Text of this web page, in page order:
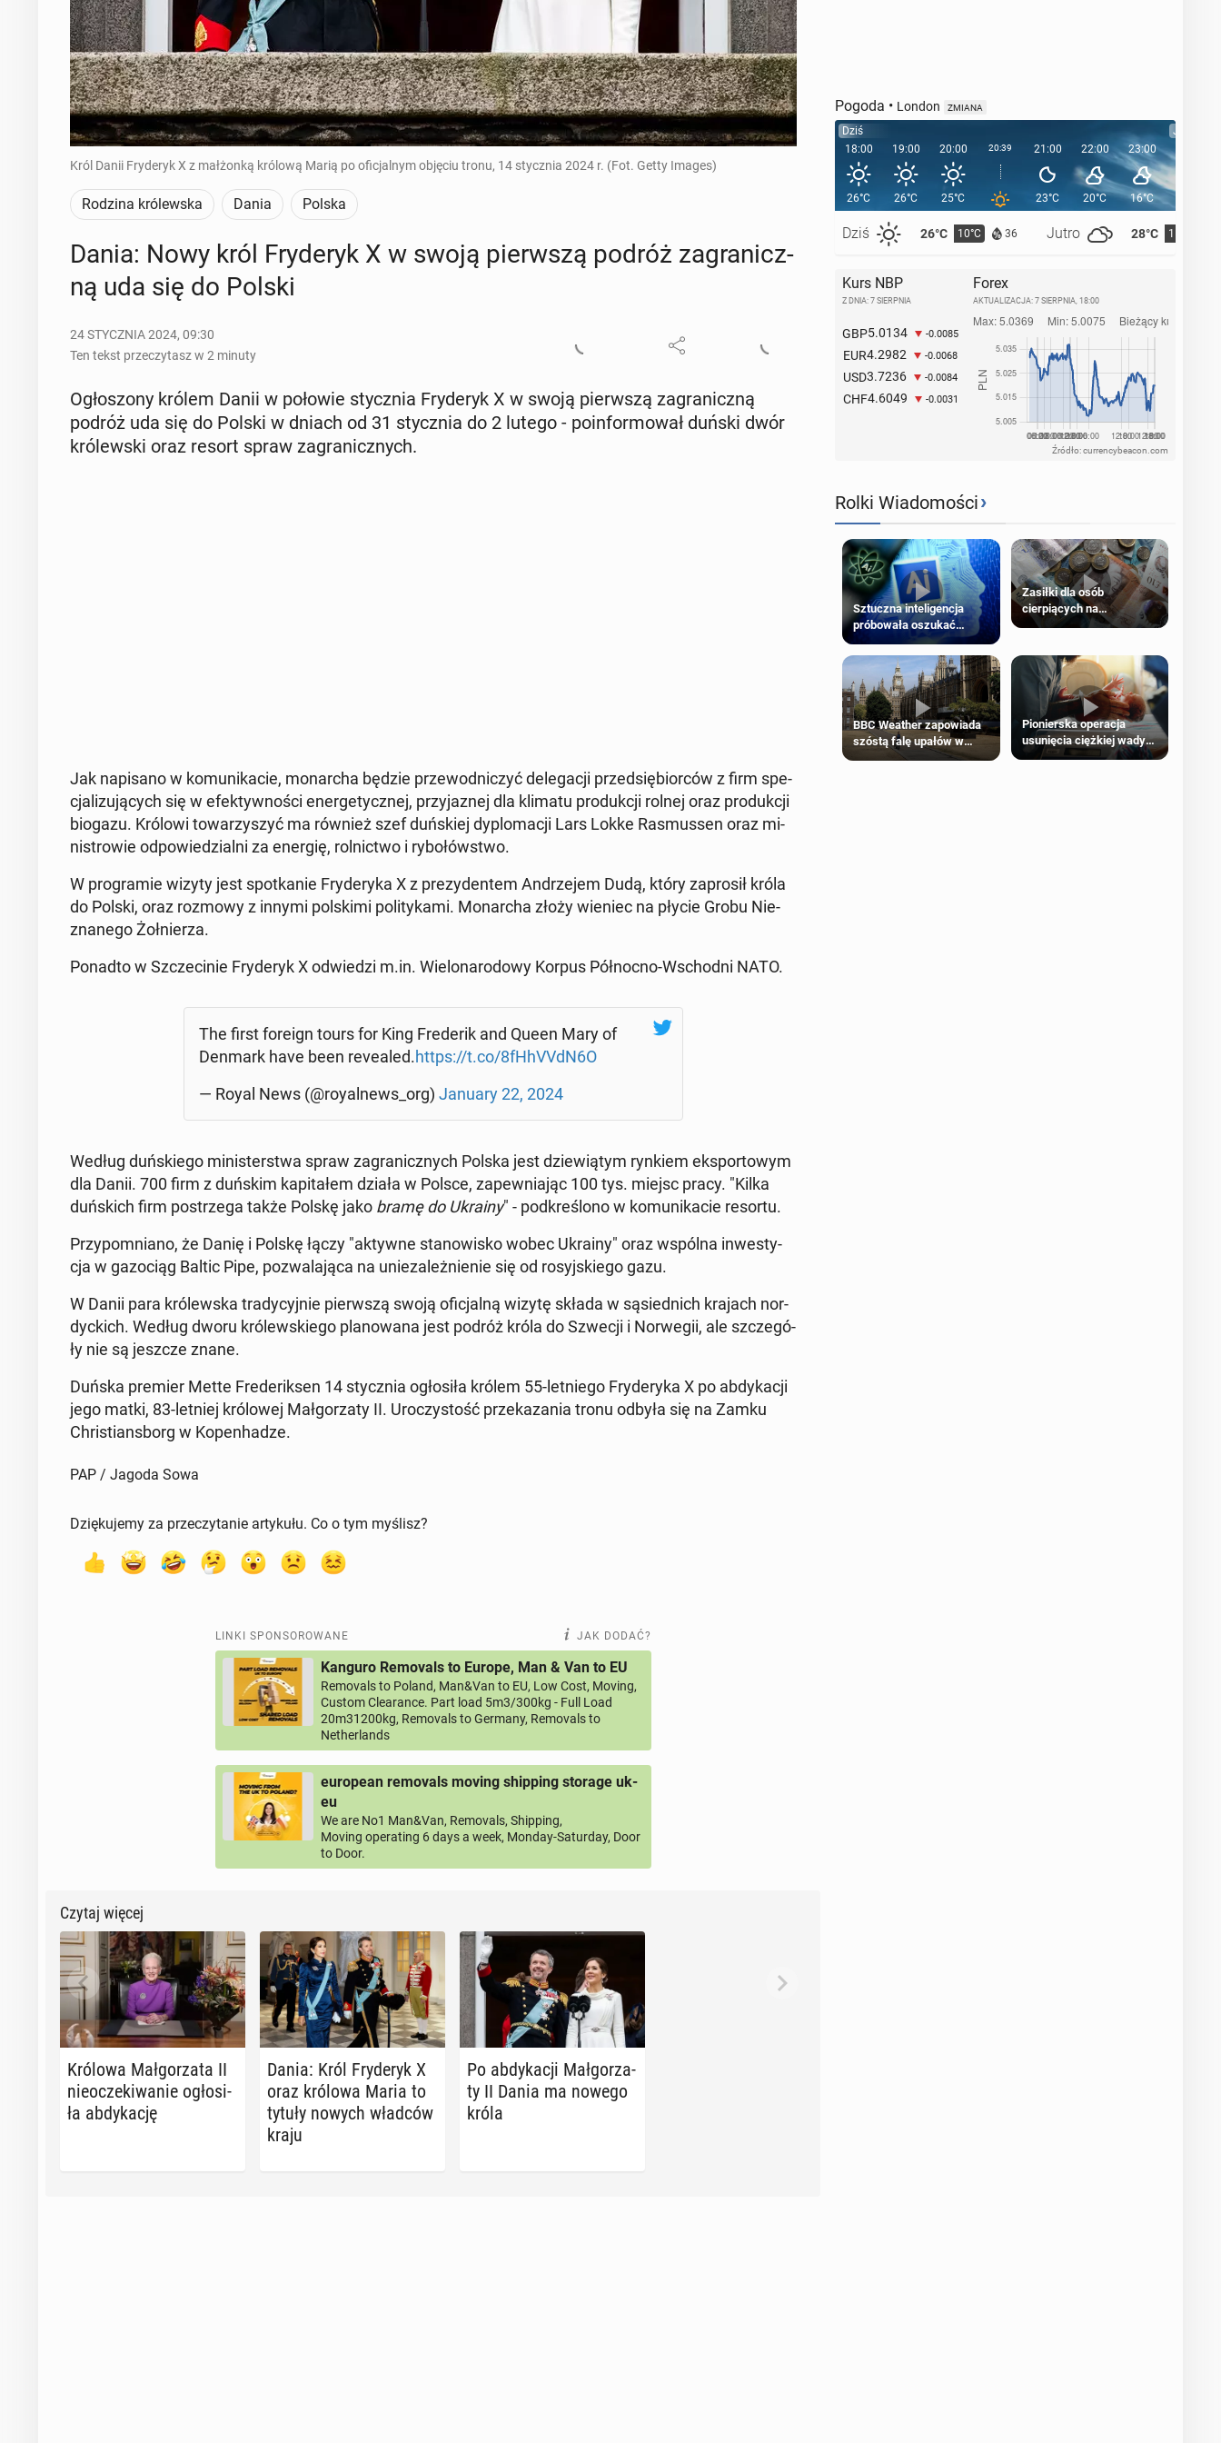
Król Danii Fryderyk X z małżonką królową Marią po oficjalnym objęciu tronu, 14 stycznia 2024 r. (Fot. Getty Images)
Rodzina królewska Dania Polska
Dania: Nowy król Fry­de­ryk X w swoją pierw­szą podróż za­gra­nicz­
ną uda się do Polski
24 STYCZNIA 2024, 09:30
Ten tekst przeczytasz w 2 minuty
Ogło­szo­ny królem Danii w połowie stycz­nia Fry­de­ryk X w swoją pierw­szą za­gra­nicz­ną
podróż uda się do Polski w dniach od 31 stycz­nia do 2 lutego - po­in­for­mo­wał duński dwór
kró­lew­ski oraz resort spraw za­gra­nicz­nych.
Jak na­pi­sa­no w ko­mu­ni­ka­cie, mo­nar­cha będzie prze­wod­ni­czyć de­le­ga­cji przed­się­bior­ców z firm spe­
cja­li­zu­ją­cych się w efek­tyw­no­ści ener­ge­tycz­nej, przy­ja­znej dla klimatu pro­duk­cji rolnej oraz pro­duk­cji
biogazu. Królowi to­wa­rzy­szyć ma również szef duń­skiej dy­plo­ma­cji Lars Lokke Ra­smus­sen oraz mi­
ni­stro­wie od­po­wie­dzial­ni za energię, rol­nic­two i ry­bo­łów­stwo.
W pro­gra­mie wizyty jest spo­tka­nie Fry­de­ry­ka X z pre­zy­den­tem An­drze­jem Dudą, który za­pro­sił króla
do Polski, oraz rozmowy z innymi pol­ski­mi po­li­ty­ka­mi. Mo­nar­cha złoży wieniec na płycie Grobu Nie­
zna­ne­go Żoł­nie­rza.
Ponadto w Szcze­ci­nie Fry­de­ryk X od­wie­dzi m.in. Wie­lo­na­ro­do­wy Korpus Pół­noc­no-Wschod­ni NATO.
The first foreign tours for King Fre­de­rik and Queen Mary of
Denmark have been re­ve­aled.https://t.co/8fHhVVdN6O
— Royal News (@roy­al­news_org) January 22, 2024
Według duń­skie­go mi­ni­ster­stwa spraw za­gra­nicz­nych Polska jest dzie­wią­tym rynkiem eks­por­to­wym
dla Danii. 700 firm z duńskim ka­pi­ta­łem działa w Polsce, za­pew­nia­jąc 100 tys. miejsc pracy. "Kilka
duń­skich firm po­strze­ga także Polskę jako bramę do Ukrainy" - pod­kre­ślo­no w ko­mu­ni­ka­cie resortu.
Przy­po­mnia­no, że Danię i Polskę łączy "aktywne sta­no­wi­sko wobec Ukrainy" oraz wspólna in­we­sty­
cja w ga­zo­ciąg Baltic Pipe, po­zwa­la­ją­ca na unie­za­leż­nie­nie się od ro­syj­skie­go gazu.
W Danii para kró­lew­ska tra­dy­cyj­nie pierw­szą swoją ofi­cjal­ną wizytę składa w są­sied­nich krajach nor­
dyc­kich. Według dworu kró­lew­skie­go pla­no­wa­na jest podróż króla do Szwecji i Nor­we­gii, ale szcze­gó­
ły nie są jeszcze znane.
Duńska premier Mette Fre­de­rik­sen 14 stycz­nia ogło­si­ła królem 55-let­nie­go Fry­de­ry­ka X po ab­dy­ka­cji
jego matki, 83-letniej kró­lo­wej Mał­go­rza­ty II. Uro­czy­stość prze­ka­za­nia tronu odbyła się na Zamku
Chri­stians­borg w Ko­pen­ha­dze.
PAP / Jagoda Sowa
Dziękujemy za przeczytanie artykułu. Co o tym myślisz?
LINKI SPONSOROWANE JAK DODAĆ?
Kanguro Removals to Europe, Man & Van to EU
Removals to Poland, Man&Van to EU, Low Cost, Moving,
Custom Clearance. Part load 5m3/300kg - Full Load
20m31200kg, Removals to Germany, Removals to
Netherlands
european removals moving shipping storage uk-
eu
We are No1 Man&Van, Removals, Shipping,
Moving operating 6 days a week, Monday-Saturday, Door
to Door.
Czytaj więcej
Królowa Mał­go­rza­ta II
nie­ocze­ki­wa­nie ogło­si­
ła ab­dy­ka­cję
Dania: Król Fry­de­ryk X
oraz królowa Maria to
tytuły nowych władców
kraju
Po ab­dy­ka­cji Mał­go­rza­
ty II Dania ma nowego
króla
Pogoda • London ZMIANA
Dziś
18:00
26°C
Dziś 26°C 10°C 36 Jutro 28°C 11°C
19:00
26°C
20:00
25°C
20:39 21:00
23°C
22:00
20°C
23:00
16°C
Jutro
00:00
Kurs NBP
Z DNIA: 7 SIERPNIA
GBP5.0134 -0.0085
EUR4.2982 -0.0068
USD3.7236 -0.0084
CHF4.6049 -0.0031
Forex
AKTUALIZACJA: 7 SIERPNIA, 18:00
Źródło: currencybeacon.com
Rolki Wiadomości›
Sztuczna inteligencja
próbowała oszukać
człowieka
Zasiłki dla osób
cierpiących na
schorzenia psychiczne
BBC Weather zapowiada
szóstą falę upałów w
Londynie
Pionierska operacja
usunięcia ciężkiej wady
wrodzonej płodu w łonie